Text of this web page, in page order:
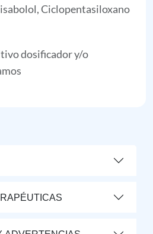
Ciclopentasiloxano
dosificador y/o